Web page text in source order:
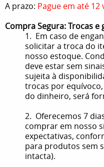
A prazo: Pague em até 12
Compra Segura: Trocas e
1. Em caso de
solicitar a troca do
nosso estoque.
deve estar sem
sujeita à
trocas por
do dinheiro, será
2. Oferecemos 7
comprar em nosso
expectativas,
para produtos sem
intacta).